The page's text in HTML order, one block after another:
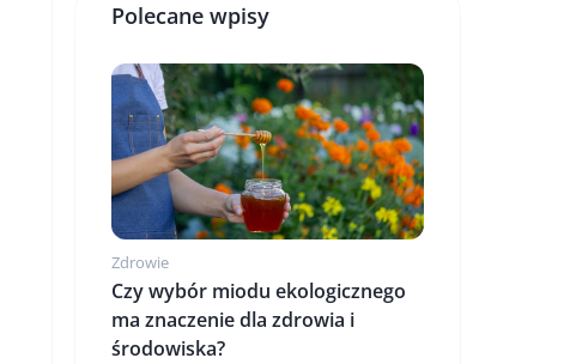
Polecane wpisy
Zdrowie
Czy wybór miodu ekologicznego
ma znaczenie dla zdrowia i
środowiska?